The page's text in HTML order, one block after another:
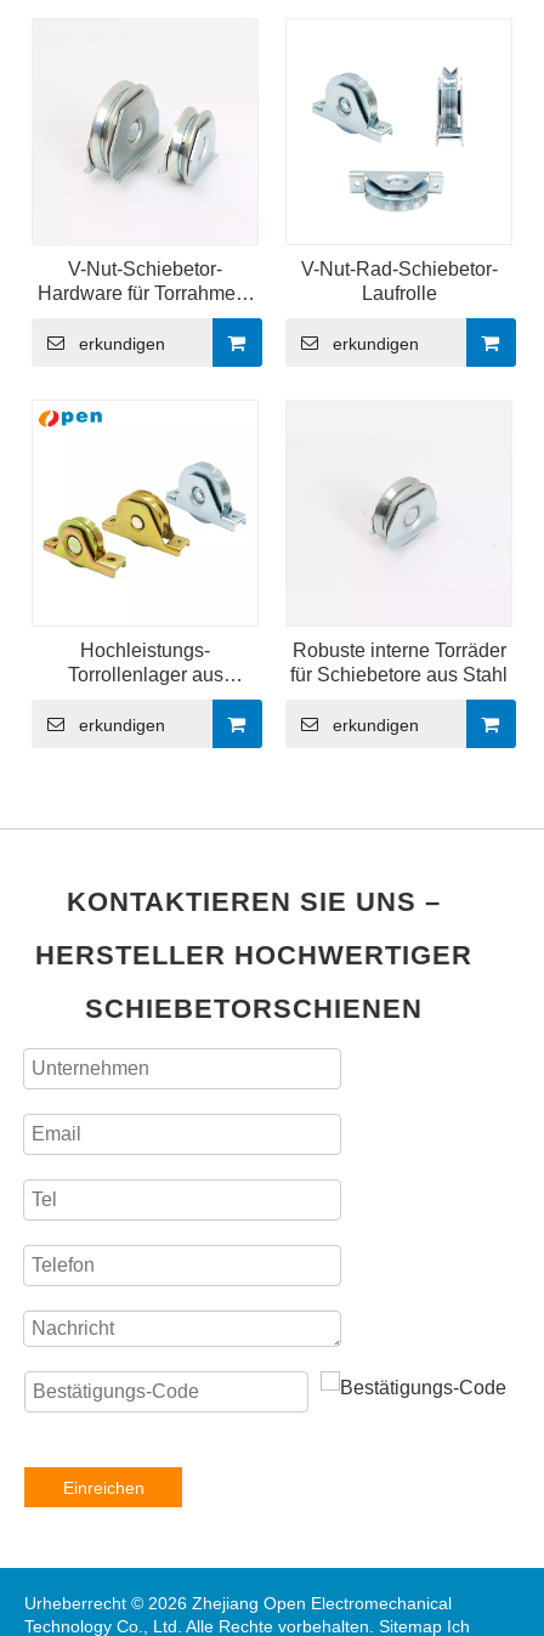
V-Nut-Schiebetor-
Hardware für Torrahmen-
Industriemaschinen
erkundigen
V-Nut-Rad-Schiebetor-
Laufrolle
erkundigen
Hochleistungs-
Torrollenlager aus
rostfreiem Stahl mit V-Nut
erkundigen
Robuste interne Torräder
für Schiebetore aus Stahl
erkundigen
KONTAKTIEREN SIE UNS –
HERSTELLER HOCHWERTIGER
SCHIEBETORSCHIENEN
Einreichen
Urheberrecht © 2026 Zhejiang Open Electromechanical
Technology Co., Ltd. Alle Rechte vorbehalten. Sitemap Ich